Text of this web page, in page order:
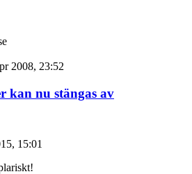
2008, 23:52
kan nu stängas av
15:01